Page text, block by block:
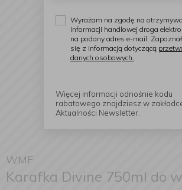
WMF
Karafka Divine 750ml do
Wyrażam na zgodę na
informacji handlowej droga
na podany adres e-mail.
się z informacją dotyczącą
danych osobowych.
Więcej informacji odnośnie kodu
rabatowego znajdziesz w
Aktualności Newsletter.